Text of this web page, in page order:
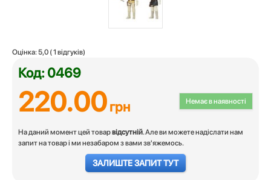
Оцінка: 5,0 (1 відгуків)
Код: 0469
Немає в наявності
220.00грн
На даний момент цей товарвідсутній. Але ви можете надіслати нам
запит на товар і ми незабаром з вами зв'яжемось.
ЗАЛИШТЕ ЗАПИТ ТУТ